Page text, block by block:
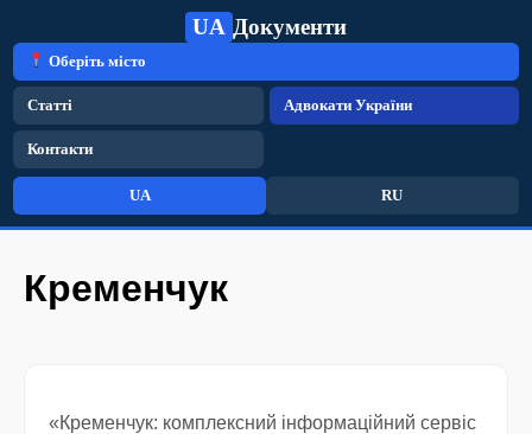
UA Документи
Оберіть місто
Статті Адвокати України
Контакти
UA RU
Кременчук
«Кременчук: комплексний інформаційний сервіс